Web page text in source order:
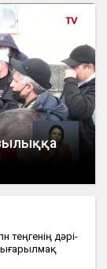
қызы
теңгенің дәрі-